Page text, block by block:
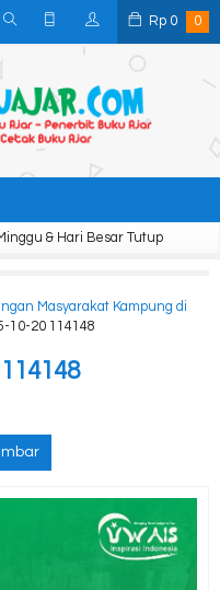
Rp 0 0
& Hari Besar Tutup
Masyarakat Kampung di
10-20 114148